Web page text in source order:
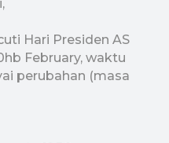
Hari Presiden AS
February, waktu
perubahan (masa